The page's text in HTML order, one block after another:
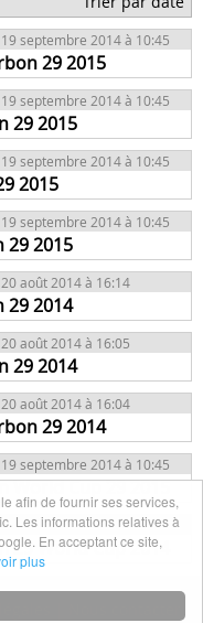
septembre 2014 à 10:45
29 2015
septembre 2014 à 10:45
29 2015
septembre 2014 à 10:45
2015
septembre 2014 à 10:45
29 2015
août 2014 à 16:14
29 2014
août 2014 à 16:05
29 2014
août 2014 à 16:04
29 2014
septembre 2014 à 10:45
World Cup 29 2015
août 2014 à 16:04
29 World Cup 2014
afin de fournir ses services,
Les informations relatives à
En acceptant ce site,
plus